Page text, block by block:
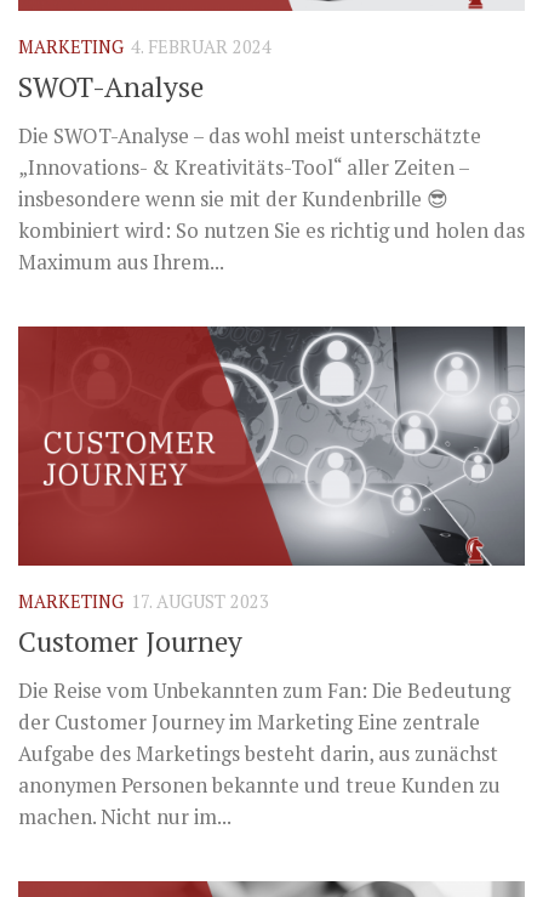
MARKETING 4. FEBRUAR 2024
SWOT-Analyse
Die SWOT-Analyse – das wohl meist unterschätzte
„Innovations- & Kreativitäts-Tool“ aller Zeiten –
insbesondere wenn sie mit der Kundenbrille 😎
kombiniert wird: So nutzen Sie es richtig und holen das
Maximum aus Ihrem...
MARKETING 17. AUGUST 2023
Customer Journey
Die Reise vom Unbekannten zum Fan: Die Bedeutung
der Customer Journey im Marketing Eine zentrale
Aufgabe des Marketings besteht darin, aus zunächst
anonymen Personen bekannte und treue Kunden zu
machen. Nicht nur im...